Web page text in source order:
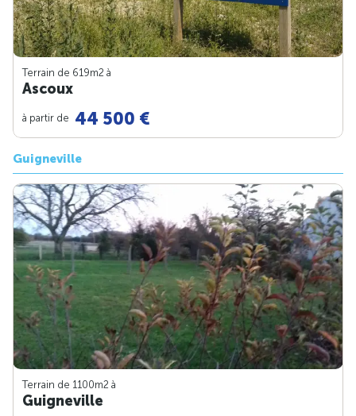
Terrain de 619m2 à
Ascoux
à partir de 44 500 €
Guigneville
Terrain de 1100m2 à
Guigneville